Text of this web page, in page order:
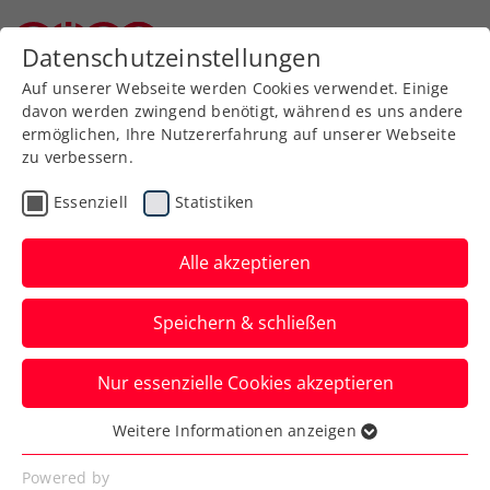
Zurück zur Newsübersicht
Turniere
Erste Bank Open:
Turnierdirektor Straka
erhält Goldenes
Verdienstzeichen
Das Land Wien ehrt den Steirer für seine
Verdienste rund ums ATP-500-Turnier in
der Bundeshauptstadt.
Datenschutzeinstellungen
Auf unserer Webseite werden Cookies verwendet. Einige
davon werden zwingend benötigt, während es uns andere
ermöglichen, Ihre Nutzererfahrung auf unserer Webseite
zu verbessern.
Essenziell Statistiken
Alle akzeptieren
Speichern & schließen
Nur essenzielle Cookies akzeptieren
Essenziell
Essenzielle Cookies werden für grundlegende
Weitere Informationen anzeigen
Powered by